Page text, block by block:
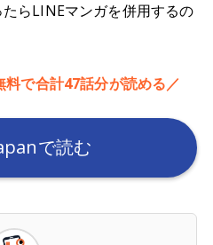
らLINEマンガを併用するの
で合計47話分が読める／
で読む